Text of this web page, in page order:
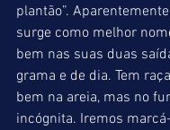
plantão”. Aparentemente
surge como melhor
bem nas suas duas
grama e de dia. Tem
bem na areia, mas no
incógnita. Iremos